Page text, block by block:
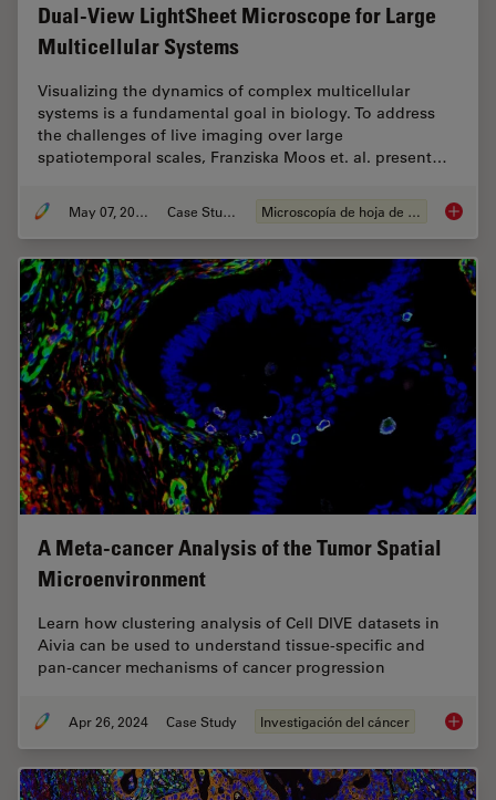
Dual-View LightSheet Microscope for Large
Multicellular Systems
Visualizing the dynamics of complex multicellular
systems is a fundamental goal in biology. To address
the challenges of live imaging over large
spatiotemporal scales, Franziska Moos et. al. present…
May 07, 2024 Case Study Microscopía de hoja de luz Dual-
A Meta-cancer Analysis of the Tumor Spatial
Microenvironment
Learn how clustering analysis of Cell DIVE datasets in
Aivia can be used to understand tissue-specific and
pan-cancer mechanisms of cancer progression
Apr 26, 2024 Case Study Investigación del cáncer A